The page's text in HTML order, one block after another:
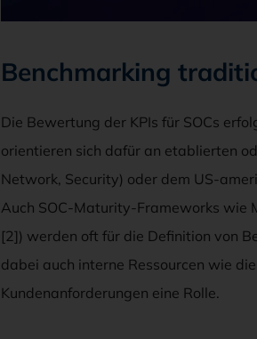
Benchmarking
Die Bewertung der KPIs für SOCs
orientieren sich dafür an etablierten
Network, Security) oder dem US-
Auch SOC-Maturity-Frameworks wie
[2]) werden oft für die Definition von
dabei auch interne Ressourcen wie
Kundenanforderungen eine Rolle.